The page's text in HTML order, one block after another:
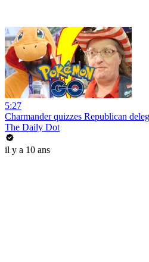
5:27
Charmander quizzes Republican
The Daily Dot
il y a 10 ans